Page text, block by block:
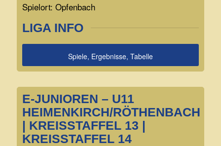
Spielort: Opfenbach
LIGA INFO
Spiele, Ergebnisse, Tabelle
E-JUNIOREN – U11
HEIMENKIRCH/RÖTHENBACH
| KREISSTAFFEL 13 |
KREISSTAFFEL 14